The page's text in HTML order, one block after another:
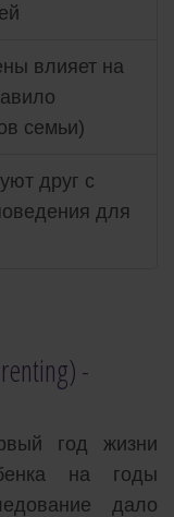
влияет на
семьи)
друг с
для
-
год жизни
на годы
дало